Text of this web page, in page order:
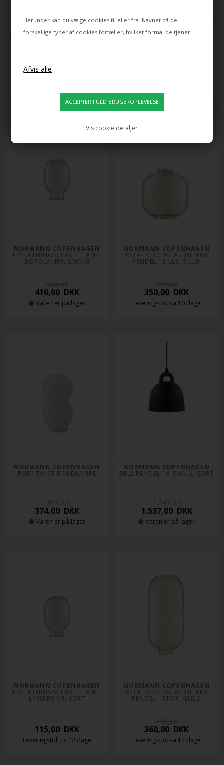
Herunder kan du vælge cookies til eller fra. Navnet på de
forskellige typer af cookies fortæller, hvilket formål de tjener.
Vis cookie detaljer
NORMANN COPENHAGEN
RISE VÆGLAMPE HARDWIRED,
1.199,00
899,00
NORMANN COPENHAGEN
AMP PENDEL - LILLE,
NORMANN COPENHAGEN
ERSTATNINGSGLAS TIL AMP
BORDLAMPE, SMOKE
410,00 DKK
Varen er på lager
NORMANN COPENHAGEN
ERSTATNINGSGLAS TIL AMP
PENDEL - LILLE, GULD
350,00 DKK
Leveringstid: ca 10 dage
NORMANN COPENHAGEN
PUFF TWIST BORDLAMPE
374,00 DKK
Varen er på lager
NORMANN COPENHAGEN
BELL PENDEL - X-SMALL, SORT
1.537,00DKK
Varen er på lager
NORMANN COPENHAGEN
ERSTATNINGSGLAS TIL AMP
LYSEKRONE, SORT
115,00 DKK
Leveringstid: ca 12 dage
NORMANN COPENHAGEN
ERSTATNINGSGLAS TIL AMP
PENDEL - STOR, GULD
360,00 DKK
Leveringstid: ca 12 dage